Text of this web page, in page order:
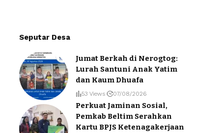
Seputar Desa
Jumat Berkah di Nerogtog:
Lurah Santuni Anak Yatim
dan Kaum Dhuafa
53 Views 07/08/2026
Perkuat Jaminan Sosial,
Pemkab Beltim Serahkan
Kartu BPJS Ketenagakerjaan